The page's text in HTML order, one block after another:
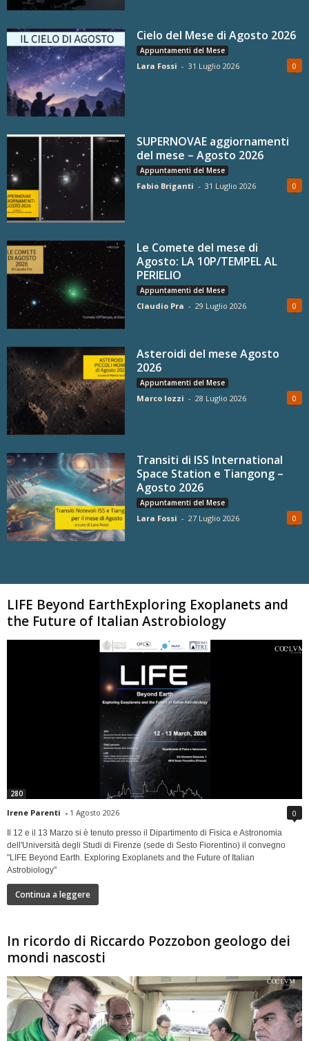
Cielo del Mese di Agosto 2026
Appuntamenti del Mese
Lara Fossi - 31 Luglio 2026 0
SUPERNOVAE aggiornamenti
del mese – Agosto 2026
Appuntamenti del Mese
Fabio Briganti - 31 Luglio 2026 0
Le Comete del mese di
Agosto: LA 10P/TEMPEL AL
PERIELIO
Appuntamenti del Mese
Claudio Pra - 29 Luglio 2026 0
Asteroidi del mese Agosto
2026
Appuntamenti del Mese
Marco Iozzi - 28 Luglio 2026 0
Transiti di ISS International
Space Station e Tiangong –
Agosto 2026
Appuntamenti del Mese
Lara Fossi - 27 Luglio 2026 0
LIFE Beyond EarthExploring Exoplanets and
the Future of Italian Astrobiology
280
Irene Parenti - 1 Agosto 2026 0
Il 12 e il 13 Marzo si è tenuto presso il Dipartimento di Fisica e Astronomia
dell'Università degli Studi di Firenze (sede di Sesto Fiorentino) il convegno
"LIFE Beyond Earth. Exploring Exoplanets and the Future of Italian
Astrobiology"
Continua a leggere
In ricordo di Riccardo Pozzobon geologo dei
mondi nascosti